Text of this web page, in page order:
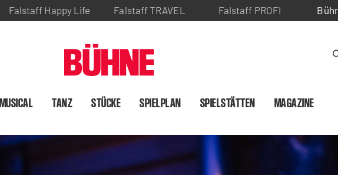
Falstaff Happy Life Falstaff TRAVEL Falstaff PROFI
MUSICAL TANZ STÜCKE SPIELPLAN SPIELSTÄTTEN MAGAZINE